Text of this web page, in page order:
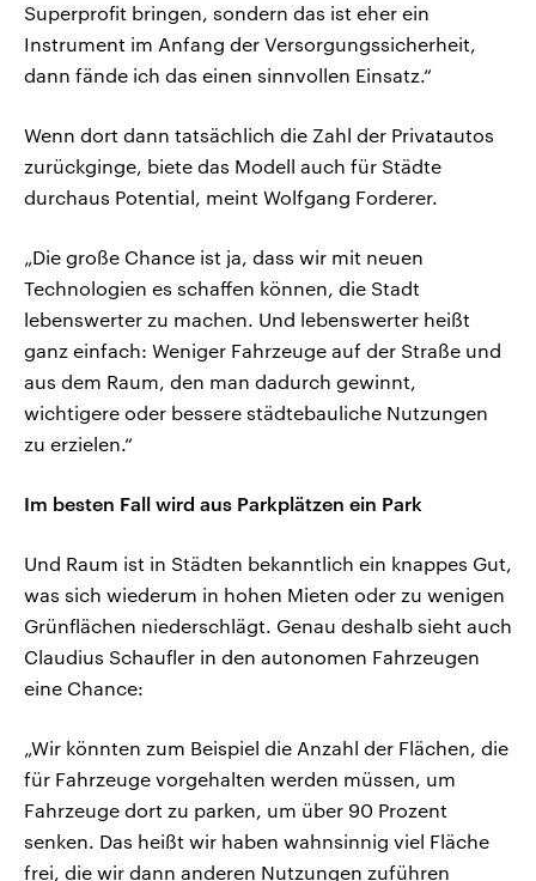
Superprofit bringen, sondern das ist eher ein
Instrument im Anfang der Versorgungssicherheit,
dann fände ich das einen sinnvollen Einsatz.“
Wenn dort dann tatsächlich die Zahl der Privatautos
zurückginge, biete das Modell auch für Städte
durchaus Potential, meint Wolfgang Forderer.
„Die große Chance ist ja, dass wir mit neuen
Technologien es schaffen können, die Stadt
lebenswerter zu machen. Und lebenswerter heißt
ganz einfach: Weniger Fahrzeuge auf der Straße und
aus dem Raum, den man dadurch gewinnt,
wichtigere oder bessere städtebauliche Nutzungen
zu erzielen.“
Im besten Fall wird aus Parkplätzen ein Park
Und Raum ist in Städten bekanntlich ein knappes Gut,
was sich wiederum in hohen Mieten oder zu wenigen
Grünflächen niederschlägt. Genau deshalb sieht auch
Claudius Schaufler in den autonomen Fahrzeugen
eine Chance:
„Wir könnten zum Beispiel die Anzahl der Flächen, die
für Fahrzeuge vorgehalten werden müssen, um
Fahrzeuge dort zu parken, um über 90 Prozent
senken. Das heißt wir haben wahnsinnig viel Fläche
frei, die wir dann anderen Nutzungen zuführen